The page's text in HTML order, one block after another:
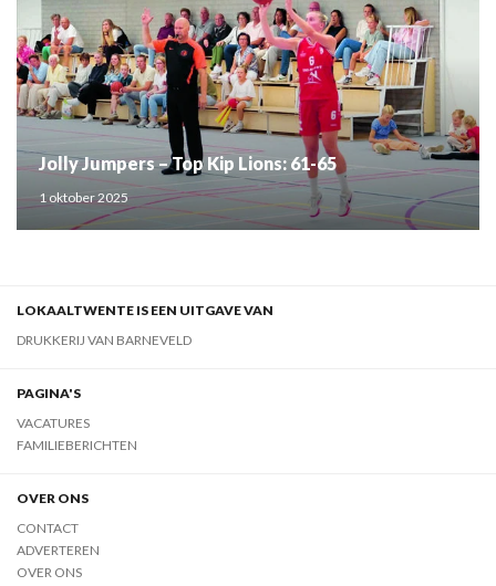
Jolly Jumpers – Top Kip Lions: 61-65
1 oktober 2025
LOKAALTWENTE IS EEN UITGAVE VAN
DRUKKERIJ VAN BARNEVELD
PAGINA'S
VACATURES
FAMILIEBERICHTEN
OVER ONS
CONTACT
ADVERTEREN
OVER ONS